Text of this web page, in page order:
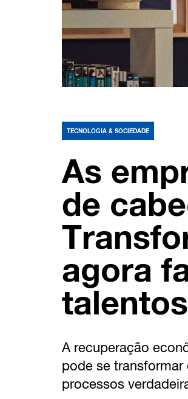
TECNOLOGIA & SOCIEDADE
As
de
agora
talentos
A recuperação
pode se
processos